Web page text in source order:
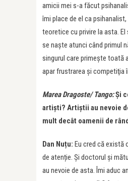
amicii mei s-a făcut
îmi place de el ca
teoretice cu privire la asta.
se naşte atunci când primul
singurul care primeşte toată
apar frustrarea şi competiţia
Marea Dragoste/ Tango:Și
artiști? Artiştii au nevoie
mult decât oamenii de
Dan Nuțu: Eu cred că există
de atenție. Şi doctorul şi
au nevoie de asta. Îmi aduc